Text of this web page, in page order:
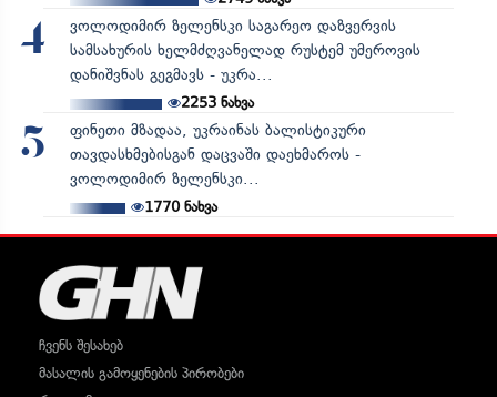
4
ვოლოდიმირ ზელენსკი საგარეო დაზვერვის
სამსახურის ხელმძღვანელად რუსტემ უმეროვის
დანიშვნას გეგმავს - უკრა...
2253ნახვა
5
ფინეთი მზადაა, უკრაინას ბალისტიკური
თავდასხმებისგან დაცვაში დაეხმაროს -
ვოლოდიმირ ზელენსკი...
1770ნახვა
ჩვენს შესახებ
მასალის გამოყენების პირობები